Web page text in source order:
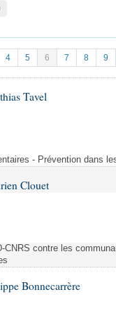
... )
4 5 6 7 8 9
Tavel
- Prévention dans
Clouet
CNRS contre les
Bonnecarrère